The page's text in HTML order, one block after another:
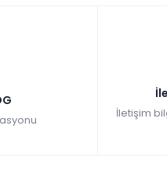
İletişim